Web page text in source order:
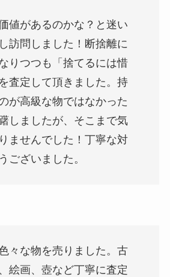
値があるのかな？と迷い
訪問しました！断捨離に
りつつも「捨てるには惜
査定して頂きました。持
が高級な物ではなかった
しましたが、そこまで気
ませんでした！丁寧な対
ございました。
々な物を売りました。古
絵画、壺など丁寧に査定